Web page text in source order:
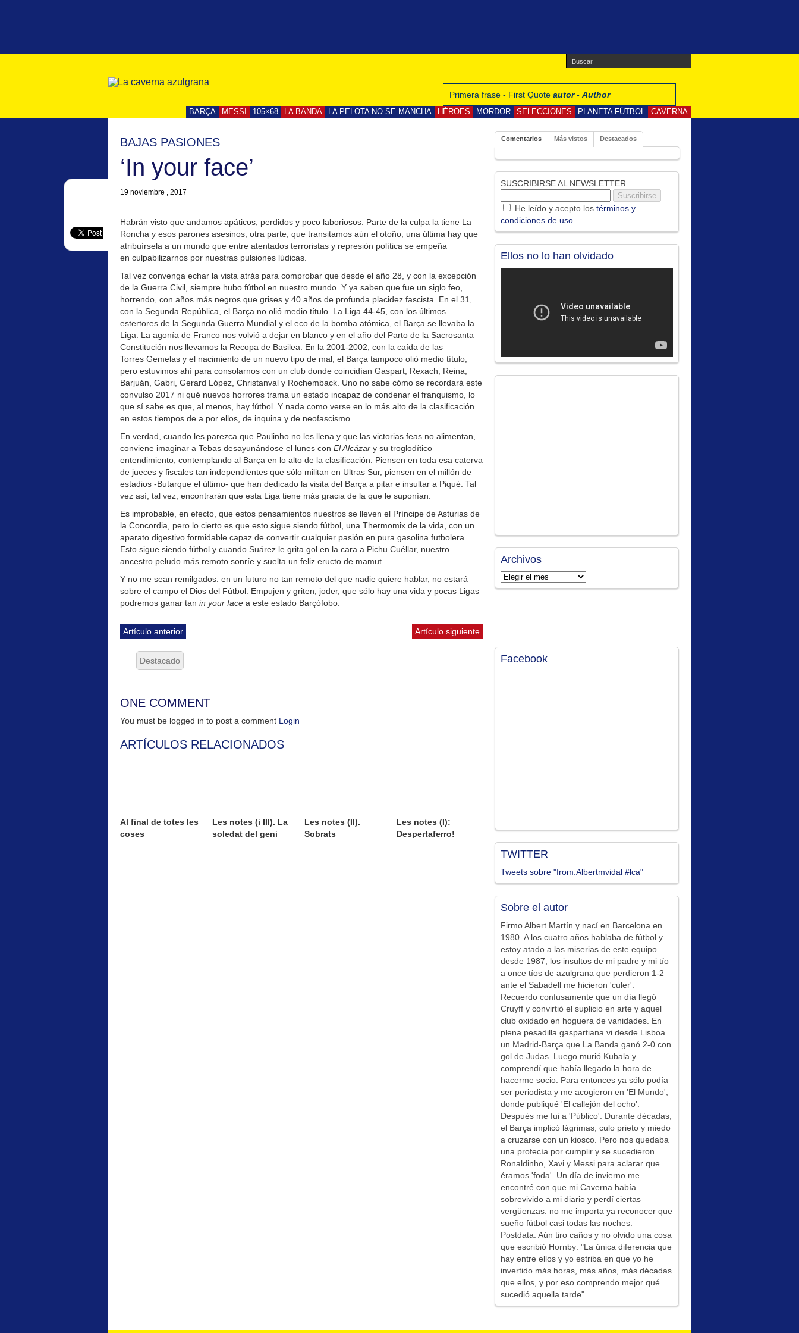
Primera frase - First Quote autor - Author
BARÇA MESSI 105×68 LA BANDA LA PELOTA NO SE MANCHA HÉROES MORDOR SELECCIONES PLANETA FÚTBOL CAVERNA
BAJAS PASIONES
‘In your face’
19 noviembre , 2017
Habrán visto que andamos apáticos, perdidos y poco laboriosos. Parte de la culpa la tiene La
Roncha y esos parones asesinos; otra parte, que transitamos aún el otoño; una última hay que
atribuírsela a un mundo que entre atentados terroristas y represión política se empeña
en culpabilizarnos por nuestras pulsiones lúdicas.
Tal vez convenga echar la vista atrás para comprobar que desde el año 28, y con la excepción
de la Guerra Civil, siempre hubo fútbol en nuestro mundo. Y ya saben que fue un siglo feo,
horrendo, con años más negros que grises y 40 años de profunda placidez fascista. En el 31,
con la Segunda República, el Barça no olió medio título. La Liga 44-45, con los últimos
estertores de la Segunda Guerra Mundial y el eco de la bomba atómica, el Barça se llevaba la
Liga. La agonía de Franco nos volvió a dejar en blanco y en el año del Parto de la Sacrosanta
Constitución nos llevamos la Recopa de Basilea. En la 2001-2002, con la caída de las
Torres Gemelas y el nacimiento de un nuevo tipo de mal, el Barça tampoco olió medio título,
pero estuvimos ahí para consolarnos con un club donde coincidían Gaspart, Rexach, Reina,
Barjuán, Gabri, Gerard López, Christanval y Rochemback. Uno no sabe cómo se recordará este
convulso 2017 ni qué nuevos horrores trama un estado incapaz de condenar el franquismo, lo
que sí sabe es que, al menos, hay fútbol. Y nada como verse en lo más alto de la clasificación
en estos tiempos de a por ellos, de inquina y de neofascismo.
En verdad, cuando les parezca que Paulinho no les llena y que las victorias feas no alimentan,
conviene imaginar a Tebas desayunándose el lunes con El Alcázar y su troglodítico
entendimiento, contemplando al Barça en lo alto de la clasificación. Piensen en toda esa caterva
de jueces y fiscales tan independientes que sólo militan en Ultras Sur, piensen en el millón de
estadios -Butarque el último- que han dedicado la visita del Barça a pitar e insultar a Piqué. Tal
vez así, tal vez, encontrarán que esta Liga tiene más gracia de la que le suponían.
Es improbable, en efecto, que estos pensamientos nuestros se lleven el Príncipe de Asturias de
la Concordia, pero lo cierto es que esto sigue siendo fútbol, una Thermomix de la vida, con un
aparato digestivo formidable capaz de convertir cualquier pasión en pura gasolina futbolera.
Esto sigue siendo fútbol y cuando Suárez le grita gol en la cara a Pichu Cuéllar, nuestro
ancestro peludo más remoto sonríe y suelta un feliz eructo de mamut.
Y no me sean remilgados: en un futuro no tan remoto del que nadie quiere hablar, no estará
sobre el campo el Dios del Fútbol. Empujen y griten, joder, que sólo hay una vida y pocas Ligas
podremos ganar tan in your face a este estado Barçófobo.
Artículo anterior Artículo siguiente
Destacado
ONE COMMENT
You must be logged in to post a comment Login
ARTÍCULOS RELACIONADOS
Al final de totes les
coses
Les notes (i III). La
soledat del geni
Les notes (II).
Sobrats
Les notes (I):
Despertaferro!
Comentarios Más vistos Destacados
SUSCRIBIRSE AL NEWSLETTER
He leído y acepto los términos y
condiciones de uso
Ellos no lo han olvidado
Archivos
Archivos
Facebook
TWITTER
Tweets sobre "from:Albertmvidal #lca"
Sobre el autor
Firmo Albert Martín y nací en Barcelona en
1980. A los cuatro años hablaba de fútbol y
estoy atado a las miserias de este equipo
desde 1987; los insultos de mi padre y mi tío
a once tíos de azulgrana que perdieron 1-2
ante el Sabadell me hicieron 'culer'.
Recuerdo confusamente que un día llegó
Cruyff y convirtió el suplicio en arte y aquel
club oxidado en hoguera de vanidades. En
plena pesadilla gaspartiana vi desde Lisboa
un Madrid-Barça que La Banda ganó 2-0 con
gol de Judas. Luego murió Kubala y
comprendí que había llegado la hora de
hacerme socio. Para entonces ya sólo podía
ser periodista y me acogieron en 'El Mundo',
donde publiqué 'El callejón del ocho'.
Después me fui a 'Público'. Durante décadas,
el Barça implicó lágrimas, culo prieto y miedo
a cruzarse con un kiosco. Pero nos quedaba
una profecía por cumplir y se sucedieron
Ronaldinho, Xavi y Messi para aclarar que
éramos 'foda'. Un día de invierno me
encontré con que mi Caverna había
sobrevivido a mi diario y perdí ciertas
vergüenzas: no me importa ya reconocer que
sueño fútbol casi todas las noches.
Postdata: Aún tiro caños y no olvido una cosa
que escribió Hornby: "La única diferencia que
hay entre ellos y yo estriba en que yo he
invertido más horas, más años, más décadas
que ellos, y por eso comprendo mejor qué
sucedió aquella tarde".